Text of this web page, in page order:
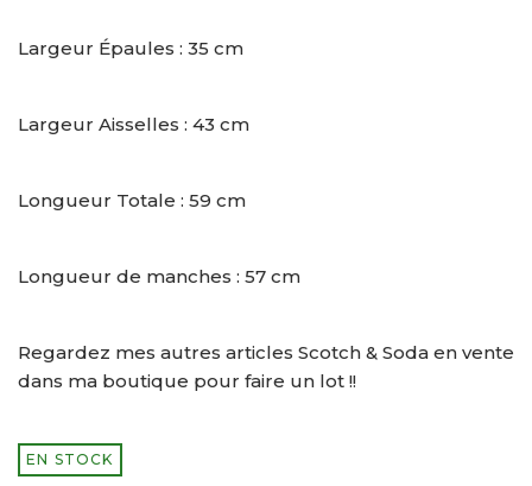
Largeur Épaules : 35 cm
Largeur Aisselles : 43 cm
Longueur Totale : 59 cm
Longueur de manches : 57 cm
Regardez mes autres articles Scotch & Soda en vente
dans ma boutique pour faire un lot !!
EN STOCK